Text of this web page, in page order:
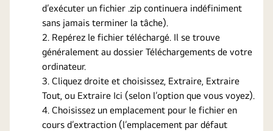
d’exécuter un fichier .zip continuera indéfiniment
sans jamais terminer la tâche).
Repérez le fichier téléchargé. Il se trouve
généralement au dossier Téléchargements de votre
ordinateur.
Cliquez droite et choisissez, Extraire, Extraire
Tout, ou Extraire Ici (selon l’option que vous voyez).
Choisissez un emplacement pour le fichier en
cours d’extraction (l’emplacement par défaut